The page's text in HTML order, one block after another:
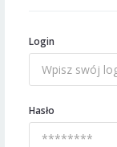
Login
Hasło